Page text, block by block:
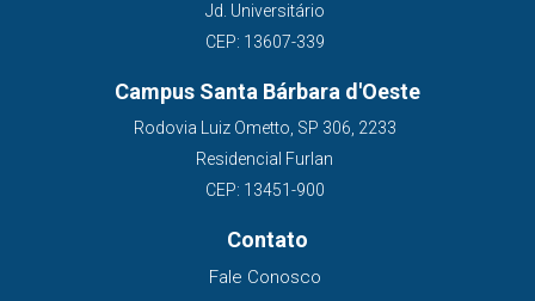
Jd. Universitário
CEP: 13607-339
Campus Santa Bárbara d'Oeste
Rodovia Luiz Ometto, SP 306, 2233
Residencial Furlan
CEP: 13451-900
Contato
Fale Conosco